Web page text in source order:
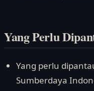
Yang Perlu
Yang perlu
Sumberdaya